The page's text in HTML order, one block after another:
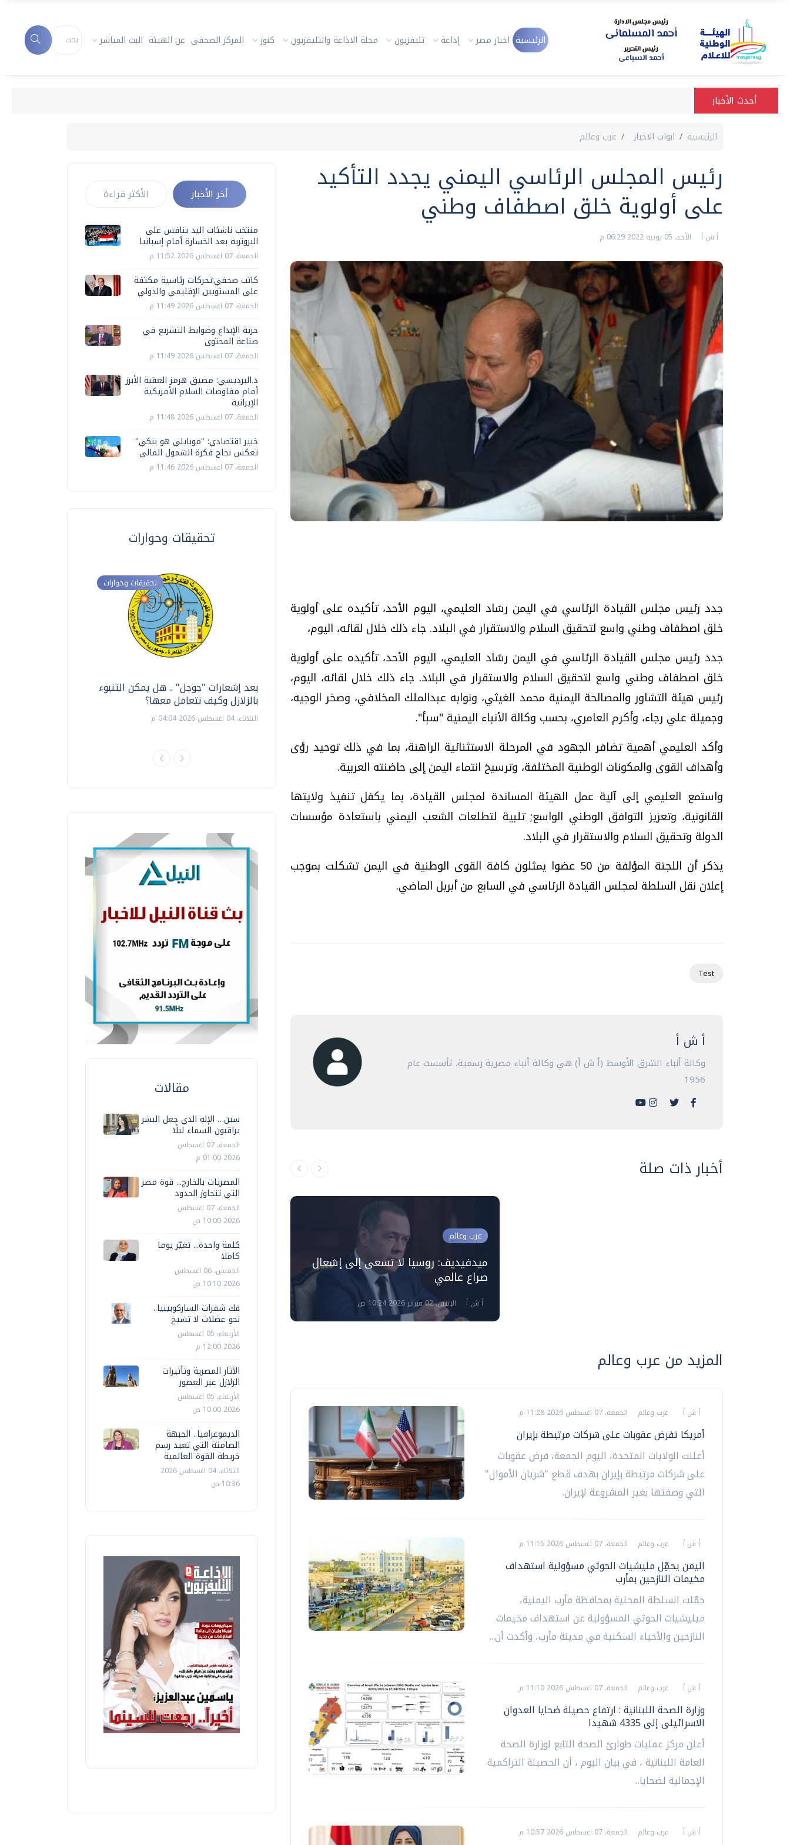
الرئيسية اخبار مصر إذاعة تليفزيون مجلة الاذاعة والتليفزيون كنوز المركز الصحفى عن الهيئة البث المباشر
أحدث الأخبار
الرئيسية ابواب الاخبار عرب وعالم
رئيس المجلس الرئاسي اليمني يجدد التأكيد
على أولوية خلق اصطفاف وطني
أ ش أ الأحد، 05 يونيه 2022 06:29 م
جدد رئيس مجلس القيادة الرئاسي في اليمن رشاد العليمي، اليوم الأحد، تأكيده على أولوية
خلق اصطفاف وطني واسع لتحقيق السلام والاستقرار في البلاد. جاء ذلك خلال لقائه، اليوم،
جدد رئيس مجلس القيادة الرئاسي في اليمن رشاد العليمي، اليوم الأحد، تأكيده على أولوية
خلق اصطفاف وطني واسع لتحقيق السلام والاستقرار في البلاد. جاء ذلك خلال لقائه، اليوم،
رئيس هيئة التشاور والمصالحة اليمنية محمد الغيثي، ونوابه عبدالملك المخلافي، وصخر الوجيه،
وجميلة علي رجاء، وأكرم العامري، بحسب وكالة الأنباء اليمنية "سبأ".
وأكد العليمي أهمية تضافر الجهود في المرحلة الاستثنائية الراهنة، بما في ذلك توحيد رؤى
وأهداف القوى والمكونات الوطنية المختلفة، وترسيخ انتماء اليمن إلى حاضنته العربية.
واستمع العليمي إلى آلية عمل الهيئة المساندة لمجلس القيادة، بما يكفل تنفيذ ولايتها
القانونية، وتعزيز التوافق الوطني الواسع; تلبية لتطلعات الشعب اليمني باستعادة مؤسسات
الدولة وتحقيق السلام والاستقرار في البلاد.
يذكر أن اللجنة المؤلفة من 50 عضوا يمثلون كافة القوى الوطنية في اليمن تشكلت بموجب
إعلان نقل السلطة لمجلس القيادة الرئاسي في السابع من أبريل الماضي.
Test
أ ش أ
وكالة أنباء الشرق الأوسط (أ ش أ) هي وكالة أنباء مصرية رسمية، تأسست عام
1956
أخبار ذات صلة
عرب وعالم
ميدفيديف: روسيا لا تسعى إلى إشعال
صراع عالمي
أ ش أ الإثنين، 02 فبراير 2026 10:24 ص
المزيد من عرب وعالم
أ ش أ عرب وعالم الجمعة، 07 اغسطس 2026 11:28 م
أمريكا تفرض عقوبات على شركات مرتبطة بإيران
أعلنت الولايات المتحدة، اليوم الجمعة، فرض عقوبات
على شركات مرتبطة بإيران بهدف قطع "شريان الأموال"
التي وصفتها بغير المشروعة لإيران.
أ ش أ عرب وعالم الجمعة، 07 اغسطس 2026 11:15 م
اليمن يحمِّل مليشيات الحوثي مسؤولية استهداف
مخيمات النازحين بمأرب
حمّلت السلطة المحلية بمحافظة مأرب اليمنية،
ميليشيات الحوثي المسؤولية عن استهداف مخيمات
النازحين والأحياء السكنية في مدينة مأرب، وأكدت أن...
أ ش أ عرب وعالم الجمعة، 07 اغسطس 2026 11:10 م
وزارة الصحة اللبنانية : ارتفاع حصيلة ضحايا العدوان
الاسرائيلى إلى 4335 شهيدا
أعلن مركز عمليات طوارئ الصحة التابع لوزارة الصحة
العامة اللبنانية ، في بيان اليوم ، أن الحصيلة التراكمية
الإجمالية لضحايا...
أ ش أ عرب وعالم الجمعة، 07 اغسطس 2026 10:57 م
أخر الأخبار الأكثر قراءة
منتخب ناشئات اليد ينافس على
البرونزية بعد الخسارة أمام إسبانيا
الجمعة، 07 اغسطس 2026 11:52 م
كاتب صحفي:تحركات رئاسية مكثفة
على المستويين الإقليمي والدولي
الجمعة، 07 اغسطس 2026 11:49 م
حرية الإبداع وضوابط التشريع في
صناعة المحتوى
الجمعة، 07 اغسطس 2026 11:49 م
د.البرديسي: مضيق هرمز العقبة الأبرز
أمام مفاوضات السلام الأمريكية
الإيرانية
الجمعة، 07 اغسطس 2026 11:48 م
خبير اقتصادي: "موبايلي هو بنكي"
تعكس نجاح فكرة الشمول المالى
الجمعة، 07 اغسطس 2026 11:46 م
تحقيقات وحوارات
تحقيقات وحوارات
بعد إشعارات "جوجل" .. هل يمكن التنبوء
بالزلازل وكيف نتعامل معها؟
الثلاثاء، 04 اغسطس 2026 04:04 م
دليلك للتنسيق الجامعي .. تساؤلات
وإجابات
السبت، 01 اغسطس 2026 10:25 ص
فيديو.. الإعلام الرقمي.. تقنيات واعدة
وتحديات هائلة
الخميس، 30 يوليو 2026 01:09 م
موجات الطقس الساخنة.. لماذا تحدث وكيف
مقالات
سين… الإله الذي جعل البشر
يراقبون السماء ليلًا
الجمعة، 07 اغسطس
2026 01:00 م
المصريات بالخارج... قوة مصر
التي تتجاوز الحدود
الجمعة، 07 اغسطس
2026 10:00 ص
كلمة واحدة... تغيّر يوما
كاملا
الخميس، 06 اغسطس
2026 10:10 ص
فك شفرات الساركوبينيا..
نحو عضلات لا تشيخ
الأربعاء، 05 اغسطس
2026 12:00 م
الآثار المصرية وتأثيرات
الزلازل عبر العصور
الأربعاء، 05 اغسطس
2026 10:00 ص
الديموغرافيا.. الجبهة
الصامتة التي تعيد رسم
خريطة القوة العالمية
الثلاثاء، 04 اغسطس 2026
10:36 ص